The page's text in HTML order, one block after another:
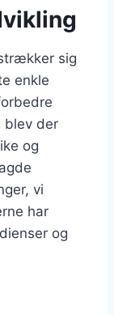
sig
enkle
blev der
og
vi
har
og